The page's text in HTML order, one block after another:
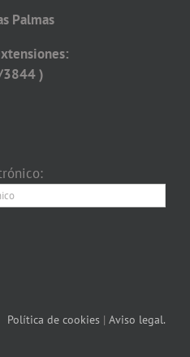
Palmas
)
Política de cookies | Aviso legal.